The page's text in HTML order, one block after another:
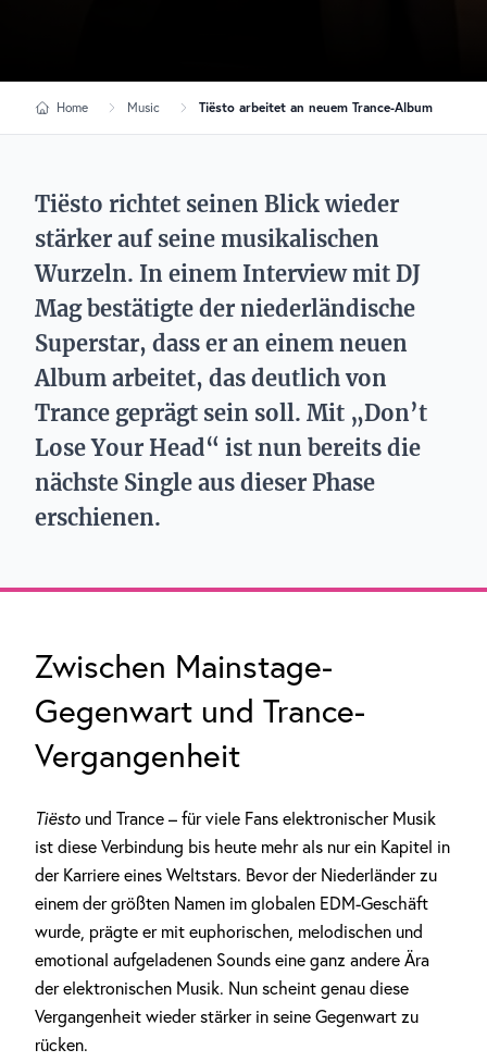
Home Music Tiësto arbeitet an neuem Trance-Album
Tiësto richtet seinen Blick wieder
stärker auf seine musikalischen
Wurzeln. In einem Interview mit DJ
Mag bestätigte der niederländische
Superstar, dass er an einem neuen
Album arbeitet, das deutlich von
Trance geprägt sein soll. Mit „Don’t
Lose Your Head“ ist nun bereits die
nächste Single aus dieser Phase
erschienen.
Zwischen Mainstage-
Gegenwart und Trance-
Vergangenheit
Tiësto und Trance – für viele Fans elektronischer Musik
ist diese Verbindung bis heute mehr als nur ein Kapitel in
der Karriere eines Weltstars. Bevor der Niederländer zu
einem der größten Namen im globalen EDM-Geschäft
wurde, prägte er mit euphorischen, melodischen und
emotional aufgeladenen Sounds eine ganz andere Ära
der elektronischen Musik. Nun scheint genau diese
Vergangenheit wieder stärker in seine Gegenwart zu
rücken.